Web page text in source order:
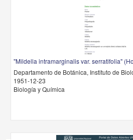
"Mildella intramarginalis var. serratifolia"
Departamento de Botánica, Instituto de
1951-12-23
Biología y Química